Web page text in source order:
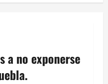
a no exponerse